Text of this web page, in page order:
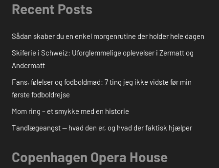
Recent Posts
Sådan skaber du en enkel morgenrutine der holder hele dagen
Skiferie i Schweiz: Uforglemmelige oplevelser i Zermatt og
Andermatt
Fans, følelser og fodboldmad: 7 ting jeg ikke vidste før min
første fodboldrejse
Mom ring – et smykke med en historie
Tandlægeangst — hvad den er, og hvad der faktisk hjælper
Copenhagen Opera House